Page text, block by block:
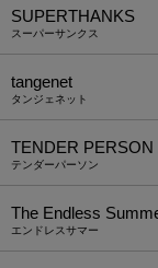
SUPERTHANKS
スーパーサンクス
tangenet
タンジェネット
TENDER PERSON
テンダーパーソン
The Endless
エンドレスサマー